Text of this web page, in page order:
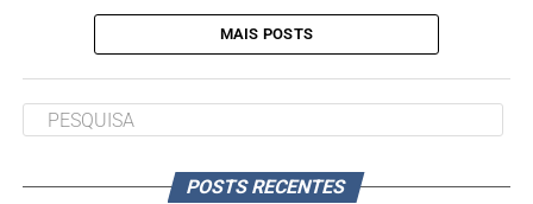
MAIS POSTS
POSTS RECENTES